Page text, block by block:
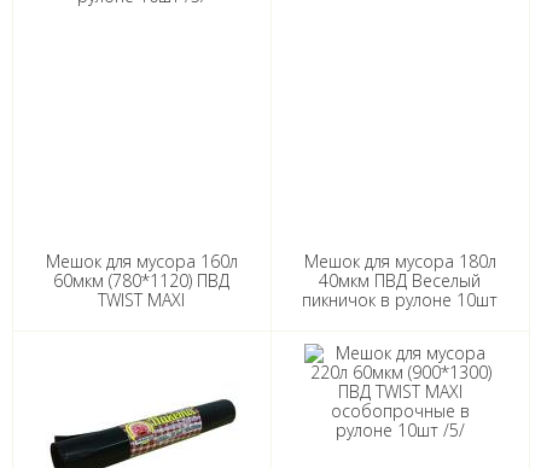
Мешок для мусора 160л
60мкм (780*1120) ПВД
TWIST MAXI
Мешок для мусора 180л
40мкм ПВД Веселый
пикничок в рулоне 10шт